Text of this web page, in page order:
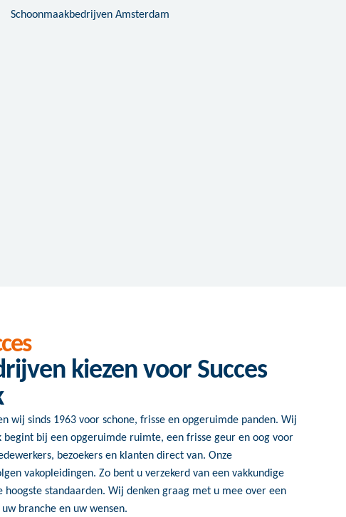
kiezen voor Succes
wij sinds 1963 voor schone, frisse en opgeruimde panden. Wij
bij een opgeruimde ruimte, een frisse geur en oog voor
bezoekers en klanten direct van. Onze
vakopleidingen. Zo bent u verzekerd van een vakkundige
standaarden. Wij denken graag met u mee over een
branche en uw wensen.